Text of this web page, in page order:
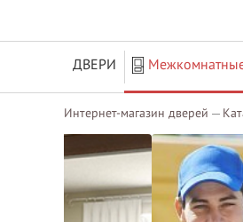
ДВЕРИ
Интернет-магазин дверей